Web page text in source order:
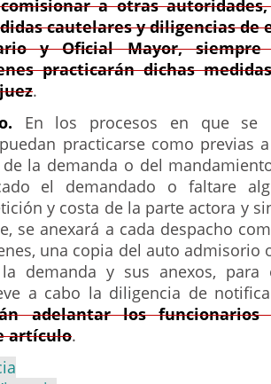
a otras
cautelares y diligencias de
y Oficial Mayor, siempre
practicarán dichas
.
En los procesos en que se
practicarse como previas
la demanda o del
el demandado o faltare
y costa de la parte actora y
se anexará a cada despacho
una copia del auto admisorio
demanda y sus anexos, para
a cabo la diligencia de
adelantar los funcionarios
artículo.